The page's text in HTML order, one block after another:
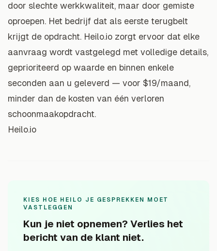
door slechte werkkwaliteit, maar door gemiste
oproepen. Het bedrijf dat als eerste terugbelt
krijgt de opdracht. Heilo.io zorgt ervoor dat elke
aanvraag wordt vastgelegd met volledige details,
geprioriteerd op waarde en binnen enkele
seconden aan u geleverd — voor $19/maand,
minder dan de kosten van één verloren
schoonmaakopdracht.
Heilo.io
KIES HOE HEILO JE GESPREKKEN MOET
VASTLEGGEN
Kun je niet opnemen? Verlies het
bericht van de klant niet.